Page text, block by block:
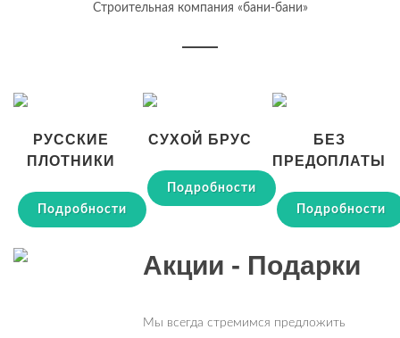
Строительная компания «бани-бани»
РУССКИЕ
ПЛОТНИКИ
Подробности
СУХОЙ БРУС
Подробности
БЕЗ
ПРЕДОПЛАТЫ
Подробности
Акции - Подарки
Мы всегда стремимся предложить